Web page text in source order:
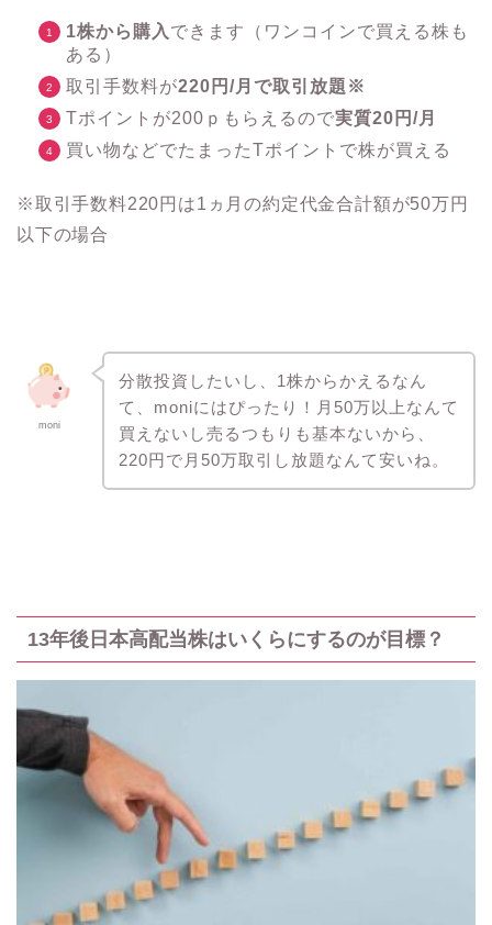
1株から購入 できます（ワンコインで買える株も
ある）
取引手数料が220円/月で取引放題※
Tポイントが200ｐもらえるので実質20円/月
買い物などでたまったTポイントで株が買える
※取引手数料220円は1ヵ月の約定代金合計額が50万円
以下の場合
moni
分散投資したいし、1株からかえるなん
て、moniにはぴったり！月50万以上なんて
買えないし売るつもりも基本ないから、
220円で月50万取引し放題なんて安いね。
13年後日本高配当株はいくらにするのが目標？